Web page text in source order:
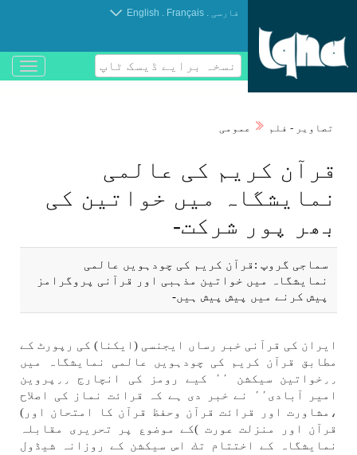
فارسی .
Français
.
English
نسخہ برایے ڈیسک ٹاپ
باز
و
تصاوير - فلم عمومی
قرآن كريم كی عالمی
نمايشگاہ میں خواتين كی
بھر پور شركت-
سماجی گروپ :قرآن كريم كی چودہویں عالمی
نمايشگاہ میں خواتين مذہبی اور قرآنی پروگرامز
پيش كرنے میں پيش پيش ہیں-
ايران كی قرآنی خبر رساں ايجنسی (ايكنا) كی رپورٹ كے
مطابق قرآن كريم كی چودہویں عالمی نمايشگاہ میں
٫٫خواتين سيكشن ٬٬ كیے رومز كی انچارج ٫٫پروين
امير آبادی٬٬ نے خبر دی ہے كہ قراﺋت نماز كی اصلاح
،مشاورت اور قراﺋت قرآن وحفظ قرآن كا امتحان اور)
قرآن اور منزلت عورت )كے موضوع پر تحريری مقابلہ
نمايشگاہ كے اختتام تك اس سيكشن كے روزانہ شیڈول